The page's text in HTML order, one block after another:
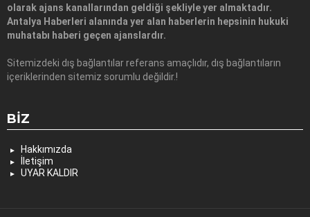
olarak ajans kanallarından geldiği şekliyle yer almaktadır.
Antalya Haberleri alanında yer alan haberlerin hepsinin hukuki
muhatabı haberi geçen ajanslardır.
Sitemizdeki dış bağlantılar referans amaçlıdır, dış bağlantıların
içeriklerinden sitemiz sorumlu değildir.!
BIZ
Hakkımızda
İletişim
UYAR KALDIR